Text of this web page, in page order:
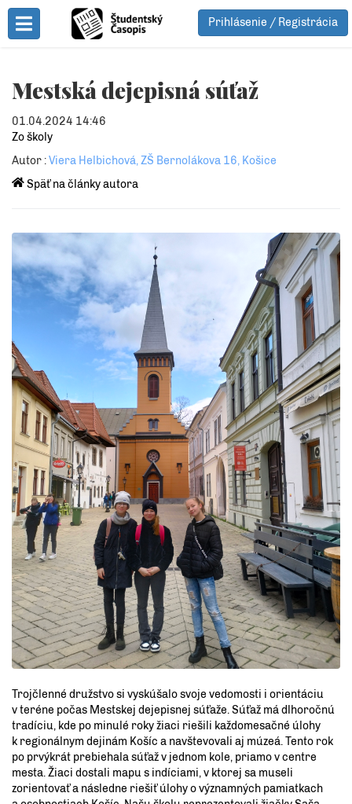
Toggle Menu
Prihlásenie / Registrácia
Mestská dejepisná súťaž
01.04.2024 14:46
Zo školy
Autor :Viera Helbichová, ZŠ Bernolákova 16, Košice
Späť na články autora
Trojčlenné družstvo si vyskúšalo svoje vedomosti i orientáciu
v teréne počas Mestskej dejepisnej súťaže. Súťaž má dlhoročnú
tradíciu, kde po minulé roky žiaci riešili každomesačné úlohy
k regionálnym dejinám Košíc a navštevovali aj múzeá. Tento rok
po prvýkrát prebiehala súťaž v jednom kole, priamo v centre
mesta. Žiaci dostali mapu s indíciami, v ktorej sa museli
zorientovať a následne riešiť úlohy o významných pamiatkach